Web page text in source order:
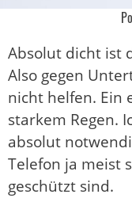
Absolut dicht ist
Also gegen
nicht helfen. Ein
starkem Regen.
absolut
Telefon ja meist
geschützt sind.